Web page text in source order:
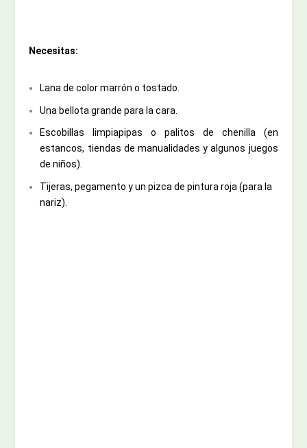
Necesitas:
Lana de color marrón o tostado.
Una bellota grande para la cara.
Escobillas limpiapipas o palitos de chenilla (en
estancos, tiendas de manualidades y algunos juegos
de niños).
Tijeras, pegamento y un pizca de pintura roja (para la
nariz).